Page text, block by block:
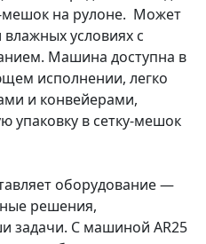
мешок на рулоне. Может
условиях с
Машина доступна в
исполнении, легко
и конвейерами,
упаковку в сетку-мешок
оборудование —
решения,
задачи. С машиной AR25